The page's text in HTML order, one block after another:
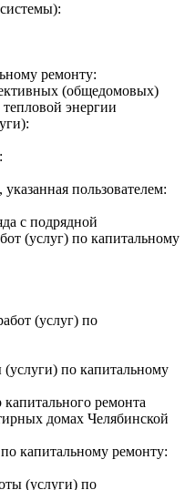
ремонту:
(общедомовых)
энергии
пользователем:
с подрядной
(услуг) по капитальному
(услуг) по
по капитальному
ремонта
домах Челябинской
капитальному ремонту:
(услуги) по